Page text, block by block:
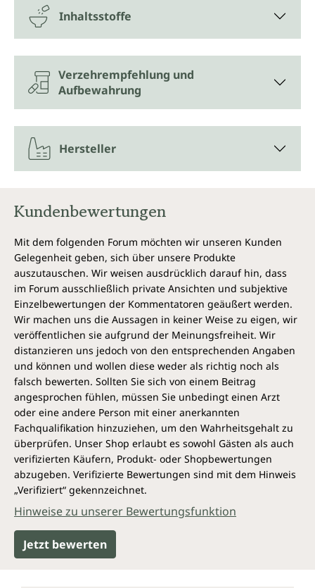
Inhaltsstoffe
Verzehrempfehlung und
Aufbewahrung
Hersteller
Kundenbewertungen
Mit dem folgenden Forum möchten wir unseren Kunden
Gelegenheit geben, sich über unsere Produkte
auszutauschen. Wir weisen ausdrücklich darauf hin, dass
im Forum ausschließlich private Ansichten und subjektive
Einzelbewertungen der Kommentatoren geäußert werden.
Wir machen uns die Aussagen in keiner Weise zu eigen, wir
veröffentlichen sie aufgrund der Meinungsfreiheit. Wir
distanzieren uns jedoch von den entsprechenden Angaben
und können und wollen diese weder als richtig noch als
falsch bewerten. Sollten Sie sich von einem Beitrag
angesprochen fühlen, müssen Sie unbedingt einen Arzt
oder eine andere Person mit einer anerkannten
Fachqualifikation hinzuziehen, um den Wahrheitsgehalt zu
überprüfen. Unser Shop erlaubt es sowohl Gästen als auch
verifizierten Käufern, Produkt- oder Shopbewertungen
abzugeben. Verifizierte Bewertungen sind mit dem Hinweis
„Verifiziert“ gekennzeichnet.
Hinweise zu unserer Bewertungsfunktion
Jetzt bewerten